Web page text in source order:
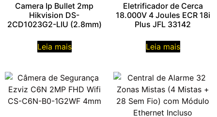
Camera Ip Bullet 2mp
Hikvision DS-
2CD1023G2-LIU (2.8mm)
Leia mais
Eletrificador de Cerca
18.000V 4 Joules ECR 18i
Plus JFL 33142
Leia mais